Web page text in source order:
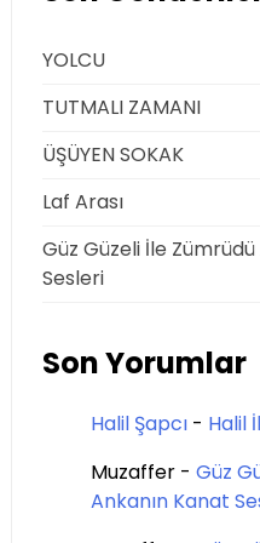
YOLCU
TUTMALI ZAMANI
ÜŞÜYEN SOKAK
Laf Arası
Güz Güzeli İle
Sesleri
Son Yorumlar
Halil Şapcı - Halil
Muzaffer - Güz
Ankanın Kanat